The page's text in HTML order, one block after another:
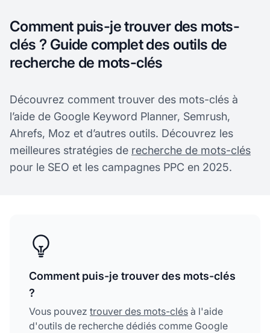
Comment puis-je trouver des mots-
clés ? Guide complet des outils de
recherche de mots-clés
Découvrez comment trouver des mots-clés à
l’aide de Google Keyword Planner, Semrush,
Ahrefs, Moz et d’autres outils. Découvrez les
meilleures stratégies de recherche de mots-clés
pour le SEO et les campagnes PPC en 2025.
Comment puis-je trouver des mots-clés
?
Vous pouvez trouver des mots-clés à l'aide
d'outils de recherche dédiés comme Google